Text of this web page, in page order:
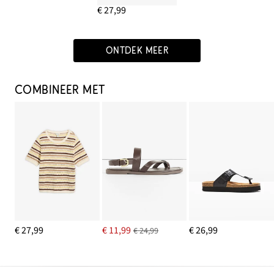
€ 27,99
ONTDEK MEER
COMBINEER MET
€ 27,99 € 11,99 € 24,99 € 26,99